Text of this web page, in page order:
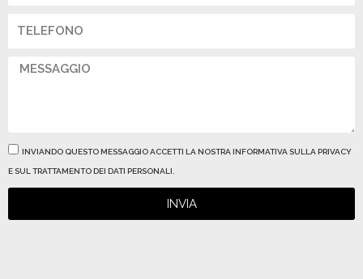
Messaggio
Privacy
INVIANDO QUESTO MESSAGGIO ACCETTI LA NOSTRA INFORMATIVA SULLA PRIVACY
E SUL TRATTAMENTO DEI DATI PERSONALI.
INVIA